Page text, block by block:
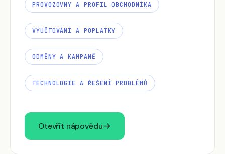
PROVOZOVNY A PROFIL OBCHODNÍKA
VYÚČTOVÁNÍ A POPLATKY
ODMĚNY A KAMPANĚ
TECHNOLOGIE A ŘEŠENÍ PROBLÉMŮ
Otevřít nápovědu